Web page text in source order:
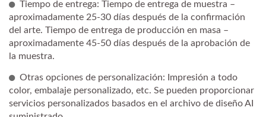
Tiempo de entrega: Tiempo de entrega de muestra –
aproximadamente 25-30 días después de la confirmación
del arte. Tiempo de entrega de producción en masa –
aproximadamente 45-50 días después de la aprobación de
la muestra.
Otras opciones de personalización: Impresión a todo
color, embalaje personalizado, etc. Se pueden proporcionar
servicios personalizados basados en el archivo de diseño AI